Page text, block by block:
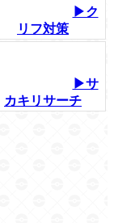
▶ク
リフ対策
▶サ
カキリサーチ